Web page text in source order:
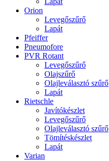
Orion
Levegőszűrő
Lapát
Pfeiffer
Pneumofore
PVR Rotant
Levegőszűrő
Olajszűrő
Olajleválasztó szűrő
Lapát
Rietschle
Javítókészlet
Levegőszűrő
Olajleválasztó szűrő
Tömítéskészlet
Lapát
Varian